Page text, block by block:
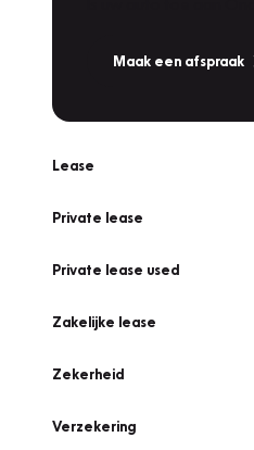
Maak een afspraak
Lease
Private lease
Private lease used
Zakelijke lease
Zekerheid
Verzekering